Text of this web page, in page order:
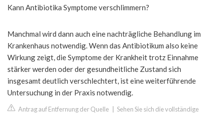
Kann Antibiotika Symptome verschlimmern?
Manchmal wird dann auch eine nachträgliche Behandlung im
Krankenhaus notwendig. Wenn das Antibiotikum also keine
Wirkung zeigt, die Symptome der Krankheit trotz Einnahme
stärker werden oder der gesundheitliche Zustand sich
insgesamt deutlich verschlechtert, ist eine weiterführende
Untersuchung in der Praxis notwendig.
Antrag auf Entfernung der Quelle Sehen Sie sich die vollständige